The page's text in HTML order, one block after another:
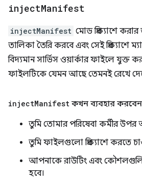
injectManifest
injectManifest মোড প্রিক্যাশে
তালিকা তৈরি করবে এবং সেই প্রিক্যাশে
বিদ্যমান সার্ভিস ওয়ার্কার ফাইলে যুক্ত
ফাইলটিকে যেমন আছে তেমনই রেখে
injectManifest কখন ব্যবহার করবেন
তুমি তোমার পরিষেবা কর্মীর উপর
তুমি ফাইলগুলো প্রিক্যাশে করতে
আপনাকে রাউটিং এবং
হবে।